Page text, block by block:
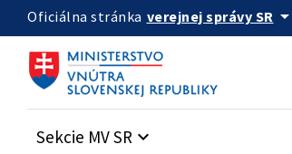
Preskocit na hlavný obsah
Oficiálna stránka verejnej správy SR arrow_drop_down
Sekcie MV SR keyboard_arrow_down